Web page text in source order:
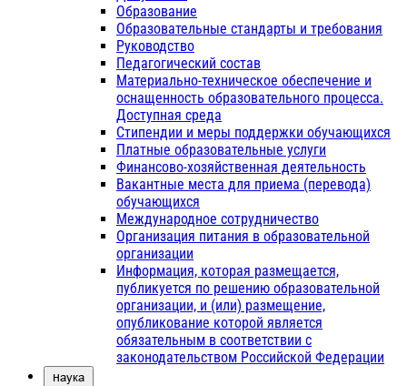
Образование
Образовательные стандарты и требования
Руководство
Педагогический состав
Материально-техническое обеспечение и
оснащенность образовательного процесса.
Доступная среда
Стипендии и меры поддержки обучающихся
Платные образовательные услуги
Финансово-хозяйственная деятельность
Вакантные места для приема (перевода)
обучающихся
Международное сотрудничество
Организация питания в образовательной
организации
Информация, которая размещается,
публикуется по решению образовательной
организации, и (или) размещение,
опубликование которой является
обязательным в соответствии с
законодательством Российской Федерации
Наука